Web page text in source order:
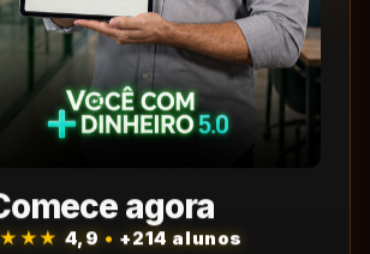
agora
4,9 • +214 alunos